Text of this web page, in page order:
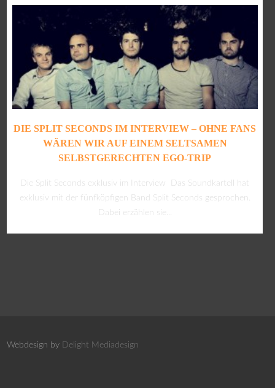
DIE SPLIT SECONDS IM INTERVIEW – OHNE FANS
WÄREN WIR AUF EINEM SELTSAMEN
SELBSTGERECHTEN EGO-TRIP
Die Split Seconds exklusiv im Interview Das Soundkartell hat
exklusiv mit der fünfköpfigen Band Split Seconds gesprochen.
Dabei erzählen sie...
Webdesign by Delight Mediadesign